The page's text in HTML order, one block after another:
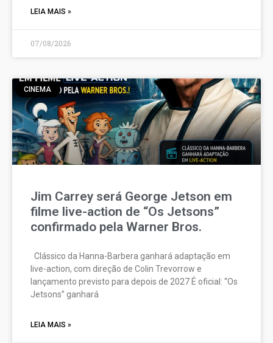
LEIA MAIS »
07/08/2026
CINEMA
Jim Carrey será George Jetson em
filme live-action de “Os Jetsons”
confirmado pela Warner Bros.
Clássico da Hanna-Barbera ganhará adaptação em
live-action, com direção de Colin Trevorrow e
lançamento previsto para depois de 2027 É oficial: “Os
Jetsons” ganhará
LEIA MAIS »